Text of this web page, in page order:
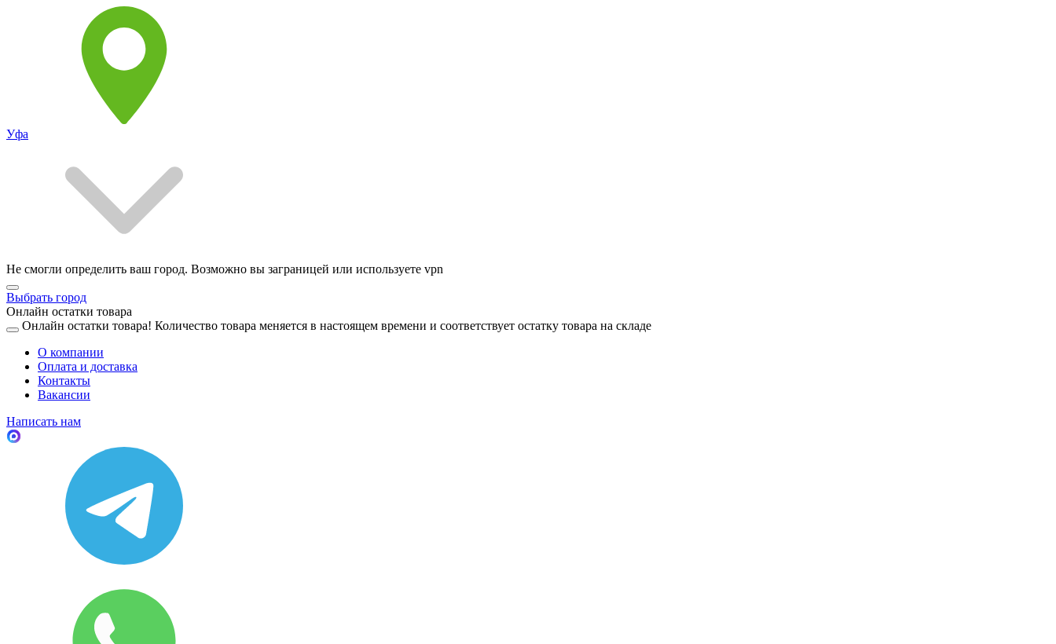
Уфа
Не смогли определить ваш город. Возможно вы заграницей или используете vpn
Выбрать город
Онлайн остатки товара
Онлайн остатки товара! Количество товара меняется в настоящем времени и соответствует остатку товара на складе
О компании
Оплата и доставка
Контакты
Вакансии
Написать нам